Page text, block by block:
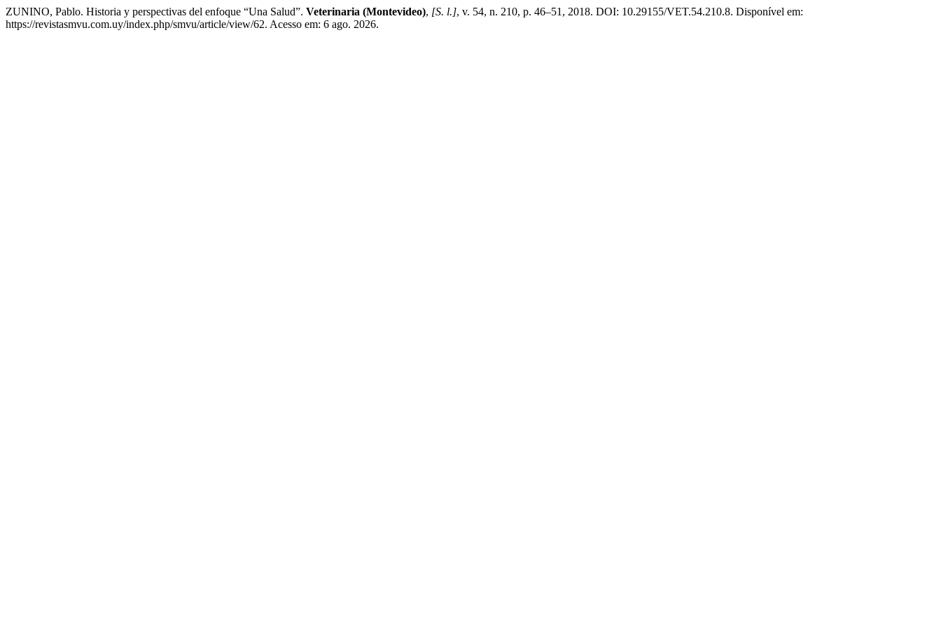
ZUNINO, Pablo. Historia y perspectivas del enfoque “Una Salud”. Veterinaria (Montevideo), [S. l.], v. 54, n. 210, p. 46–51, 2018. DOI: 10.29155/VET.54.210.8. Disponível em:
https://revistasmvu.com.uy/index.php/smvu/article/view/62. Acesso em: 6 ago. 2026.